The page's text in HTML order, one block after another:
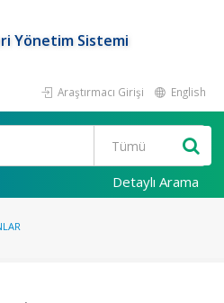
Yönetim Sistemi
Araştırmacı Girişi English
Detaylı Arama